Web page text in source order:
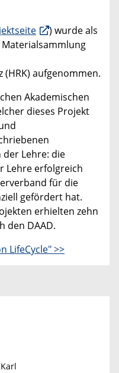
) wurde als
aufgenommen.
Akademischen
dieses Projekt
Lehre: die
Lehre erfolgreich
für die
gefördert hat.
erhielten zehn
den DAAD.
LifeCycle" >>